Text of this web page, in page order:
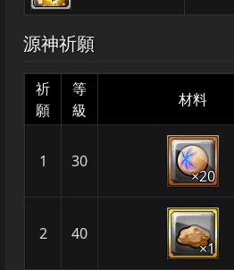
源神祈願
祈
願
等
級
材料
1 30
×20
2 40
×1